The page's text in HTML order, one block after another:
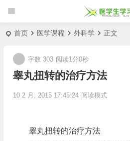
首页 医学课程 外科学 正文
睾丸扭转的治疗方法
10 2 月, 2015 17:45:24
字数 303 阅读1分0秒
阅读模式
睾丸扭转的治疗方法